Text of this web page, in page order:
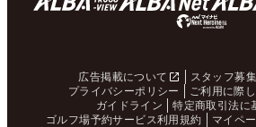
広告掲載について スタッフ募集
プライバシーポリシー
ご利用に際
ガイドライン
特定商取引法に
ゴルフ場予約サービス利用規約
マイペ